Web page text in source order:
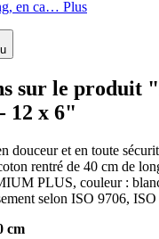
en ca… Plus
sur le produit
12 x 6"
douceur et en toute
rentré de 40 cm de
PLUS, couleur :
selon ISO 9706,
cm